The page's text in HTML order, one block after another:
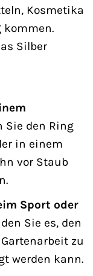
Kosmetika
kommen.
Silber
Sie den Ring
in einem
vor Staub
Sport oder
Sie es, den
zu
werden kann.